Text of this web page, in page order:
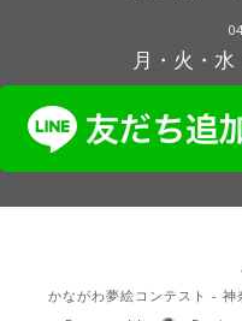
月・火・
·
かながわ夢絵コンテスト -